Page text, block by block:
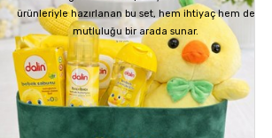
ürünleriyle hazırlanan bu set, hem ihtiyaç hem de
mutluluğu bir arada sunar.